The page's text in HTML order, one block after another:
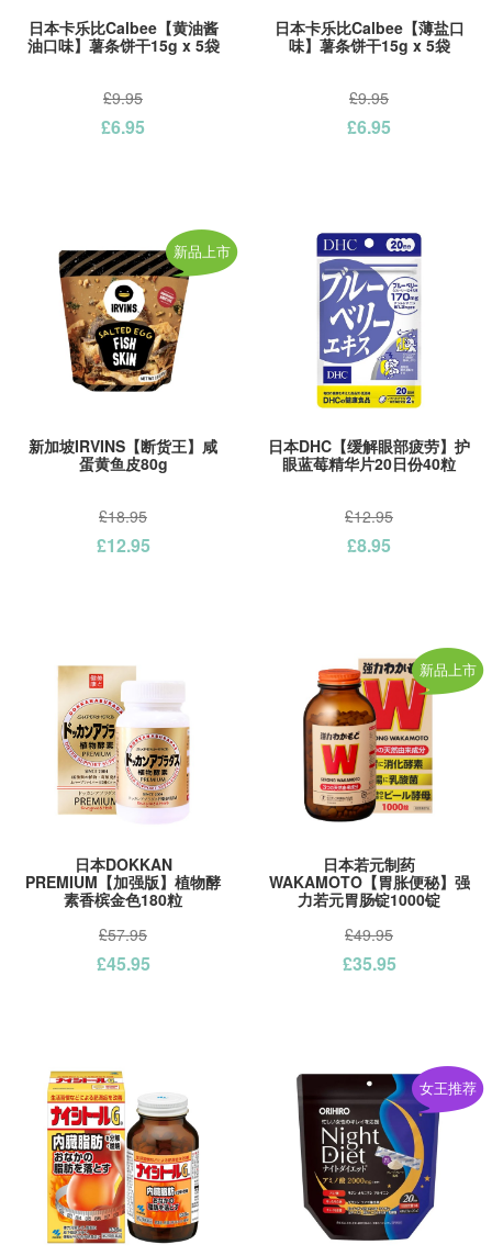
日本卡乐比Calbee【黄油酱
油口味】薯条饼干15g x 5袋
£9.95
£6.95
日本卡乐比Calbee【薄盐口
味】薯条饼干15g x 5袋
£9.95
£6.95
新加坡IRVINS【断货王】咸
蛋黄鱼皮80g
新品上市
£18.95
£12.95
日本DHC【缓解眼部疲劳】护
眼蓝莓精华片20日份40粒
£12.95
£8.95
日本DOKKAN
PREMIUM【加强版】植物酵
素香槟金色180粒
£57.95
£45.95
日本若元制药
WAKAMOTO【胃胀便秘】强
力若元胃肠锭1000锭
新品上市
£49.95
£35.95
女王推荐